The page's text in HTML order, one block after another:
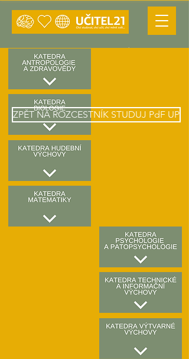
Vyberte si, kde
strávíte nejlepší léta
svého života!
ZPĚT NA ROZCESTNÍK STUDUJ PdF UP